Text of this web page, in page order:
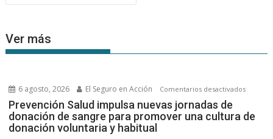
Ver más
6 agosto, 2026 El Seguro en Acción Comentarios desactivadosen
Salud
Prevención Salud impulsa nuevas jornadas de
donación de sangre para promover una cultura de
donación voluntaria y habitual